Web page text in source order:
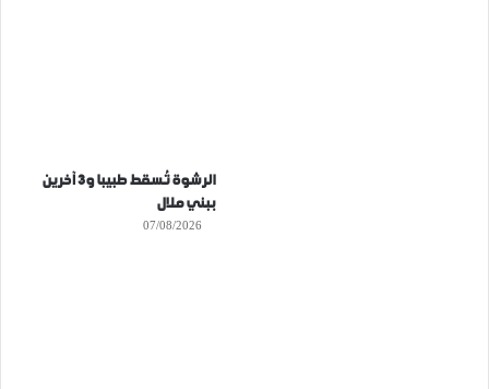
الرشوة تُسقط طبيبا و3 آخرين
ببني ملال
07/08/2026